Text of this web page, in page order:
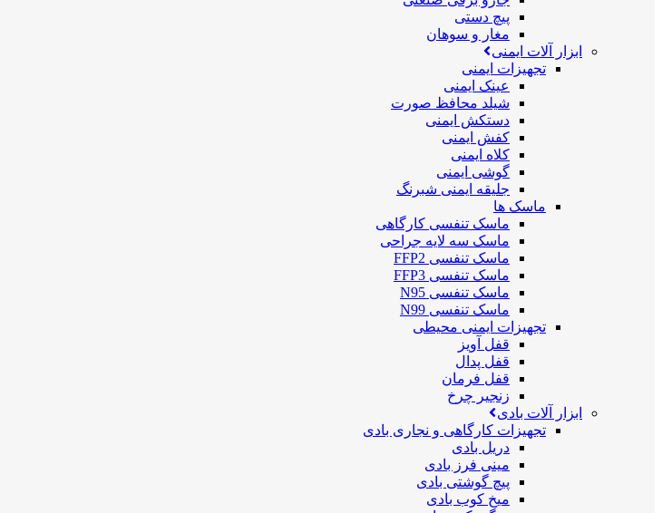
پیچ دستی
مغار و سوهان
ابزار آلات ایمنی
تجهیزات ایمنی
عینک ایمنی
شیلد محافظ صورت
دستکش ایمنی
کفش ایمنی
کلاه ایمنی
گوشی ایمنی
جلیقه ایمنی شبرنگ
ماسک ها
ماسک تنفسی کارگاهی
ماسک سه لایه جراحی
ماسک تنفسی FFP2
ماسک تنفسی FFP3
ماسک تنفسی N95
ماسک تنفسی N99
تجهیزات ایمنی محیطی
قفل آویز
قفل پدال
قفل فرمان
زنجیر چرخ
ابزار آلات بادی
تجهیزات کارگاهی و نجاری بادی
دریل بادی
مینی فرز بادی
پیچ گوشتی بادی
میخ کوب بادی